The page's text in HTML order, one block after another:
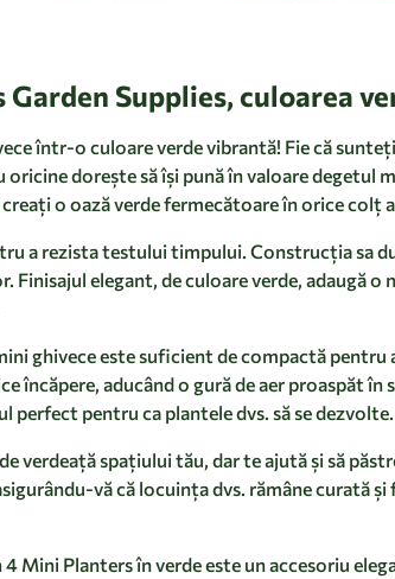
Supplies, culoarea
într-o culoare verde vibrantă! Fie că
dorește să își pună în valoare degetul
o oază verde fermecătoare în orice colț
a rezista testului timpului. Construcția sa
elegant, de culoare verde, adaugă o
ghivece este suficient de compactă pentru
încăpere, aducând o gură de aer proaspăt
pentru ca plantele dvs. să se dezvolte.
verdeață spațiului tău, dar te ajută și să
vă că locuința dvs. rămâne curată
Mini Planters în verde este un accesoriu